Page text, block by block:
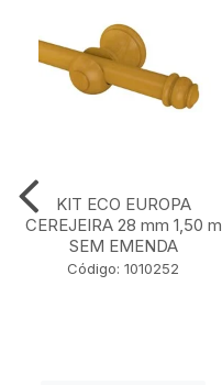
KIT ECO EUROPA
CEREJEIRA 28 mm 1,50 m
SEM EMENDA
Código: 1010252